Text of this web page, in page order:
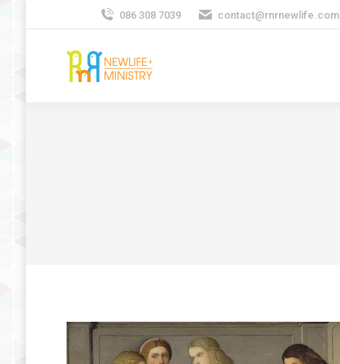
086 308 7039 contact@rnrnewlife.com